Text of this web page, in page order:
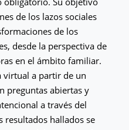
de los lazos sociales
de los
desde la perspectiva de
en el ámbito familiar.
virtual a partir de un
preguntas abiertas y
a través del
resultados hallados se